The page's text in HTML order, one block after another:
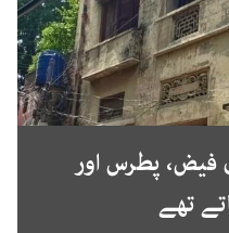
پطرس اور
تھے